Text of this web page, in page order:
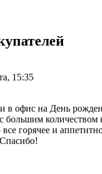
15:35
в офис на День
большим количеством
горячее и